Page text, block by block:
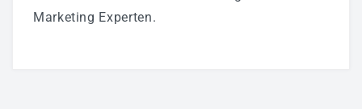
Marketing Experten.